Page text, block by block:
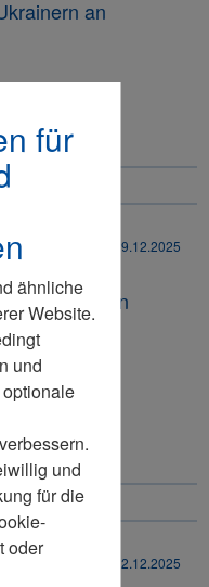
für
ähnliche
Website.
und
und
für die
oder
an
Zeitung
29.12.2025
von unseren
12.12.2025